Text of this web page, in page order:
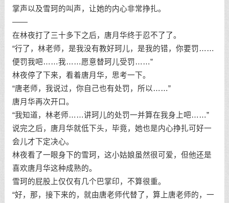
掌声以及雪珂的叫声，让她的内心非常挣扎。
——
在林夜打了三十多下之后，唐月华终于忍不了了。
“行了，林老师，是我没有教好珂儿，是我的错，你要罚……
便罚我吧……我……愿意替珂儿受罚……”
林夜停了下来，看着唐月华，思考一下。
“唐老师，我说过，你自己也有处罚，所以……”
唐月华再次开口。
“我知道，林老师……讲珂儿的处罚一并算在我身上吧……”
说完之后，唐月华就低下头，毕竟，她也是内心挣扎可好一
会儿才下定决心。
林夜看了一眼身下的雪珂，这小姑娘虽然很可爱，但他还是
喜欢唐月华这种成熟的。
雪珂的屁股上仅仅有几个巴掌印，不算很重。
“好，那，接下来的，就由唐老师代替了，算上唐老师的，一